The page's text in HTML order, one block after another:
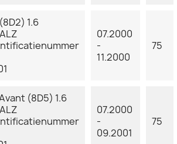
1.6
07.2000
-
11.2000
75
(8D5) 1.6
07.2000
-
09.2001
75